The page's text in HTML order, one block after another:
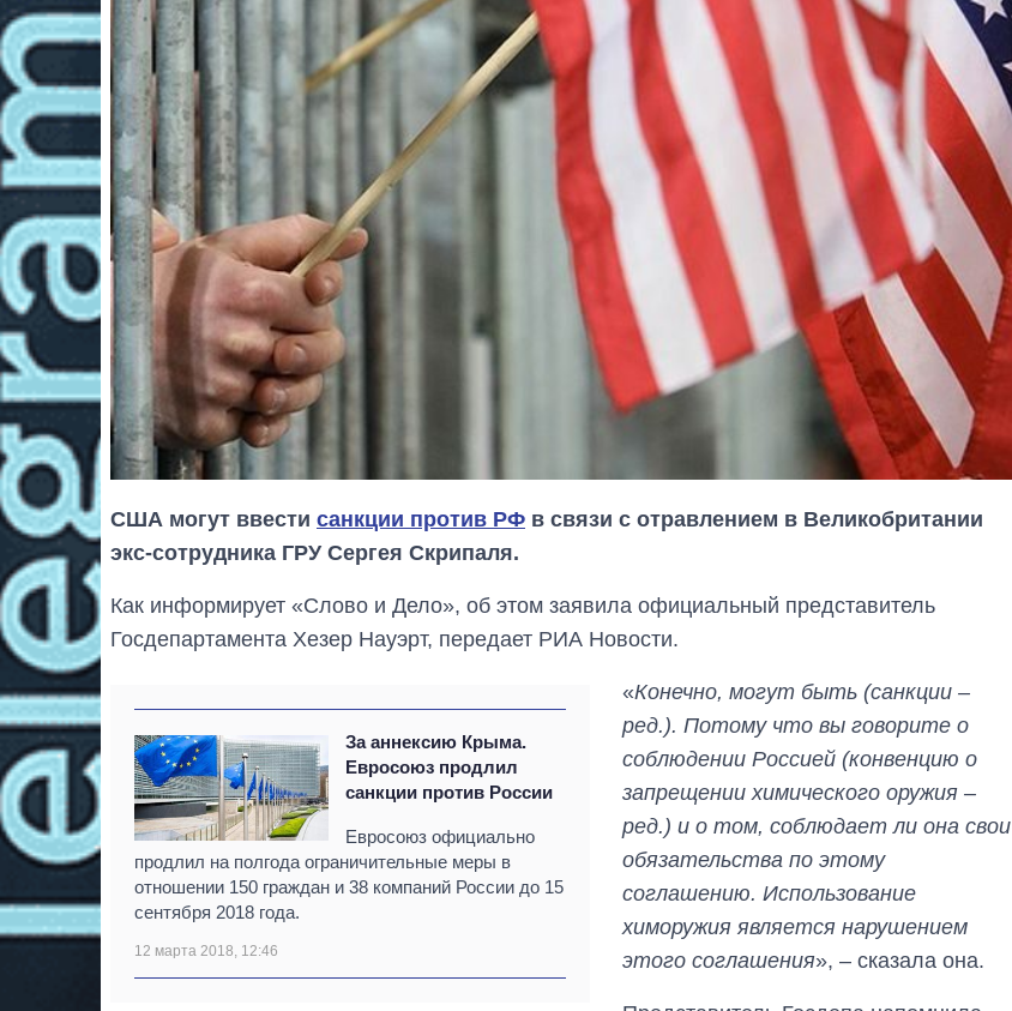
США могут ввести санкции против РФ в связи с отравлением в Великобритании
экс-сотрудника ГРУ Сергея Скрипаля.
Как информирует «Слово и Дело», об этом заявила официальный представитель
Госдепартамента Хезер Науэрт, передает РИА Новости.
За аннексию Крыма.
Евросоюз продлил
санкции против России
Евросоюз официально
продлил на полгода ограничительные меры в
отношении 150 граждан и 38 компаний России до 15
сентября 2018 года.
12 марта 2018, 12:46
«Конечно, могут быть (санкции –
ред.). Потому что вы говорите о
соблюдении Россией (конвенцию о
запрещении химического оружия –
ред.) и о том, соблюдает ли она свои
обязательства по этому
соглашению. Использование
химоружия является нарушением
этого соглашения», – сказала она.